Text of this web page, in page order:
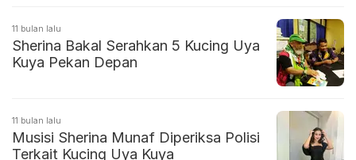
11 bulan lalu
Sherina Bakal Serahkan 5 Kucing Uya
Kuya Pekan Depan
11 bulan lalu
Musisi Sherina Munaf Diperiksa Polisi
Terkait Kucing Uya Kuya